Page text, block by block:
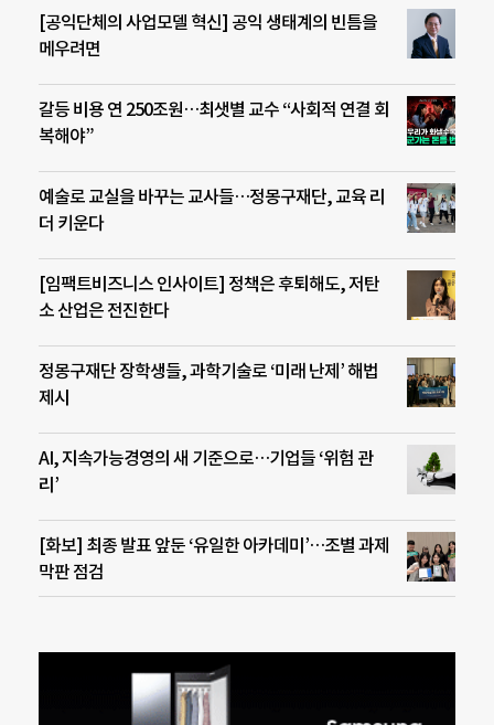
[공익단체의 사업모델 혁신] 공익 생태계의 빈틈을
메우려면
갈등 비용 연 250조원…최샛별 교수 “사회적 연결 회
복해야”
예술로 교실을 바꾸는 교사들…정몽구재단, 교육 리
더 키운다
[임팩트비즈니스 인사이트] 정책은 후퇴해도, 저탄
소 산업은 전진한다
정몽구재단 장학생들, 과학기술로 ‘미래 난제’ 해법
제시
AI, 지속가능경영의 새 기준으로…기업들 ‘위험 관
리’
[화보] 최종 발표 앞둔 ‘유일한 아카데미’…조별 과제
막판 점검